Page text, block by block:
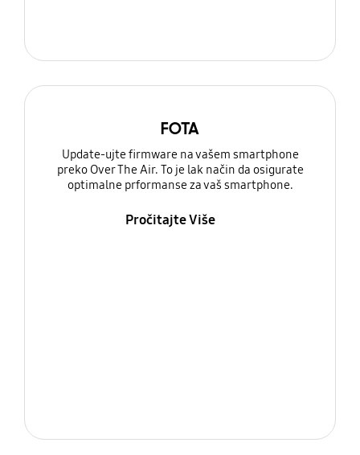
FOTA
Update-ujte firmware na vašem smartphone
preko Over The Air. To je lak način da osigurate
optimalne prformanse za vaš smartphone.
Pročitajte Više